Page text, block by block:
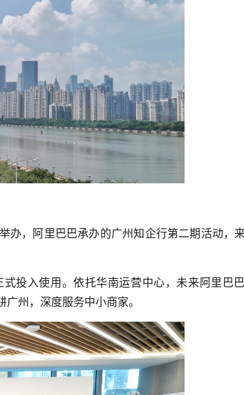
办，阿里巴巴承办的广州知企行第二期活动，
投入使用。依托华南运营中心，未来阿里巴
州，深度服务中小商家。